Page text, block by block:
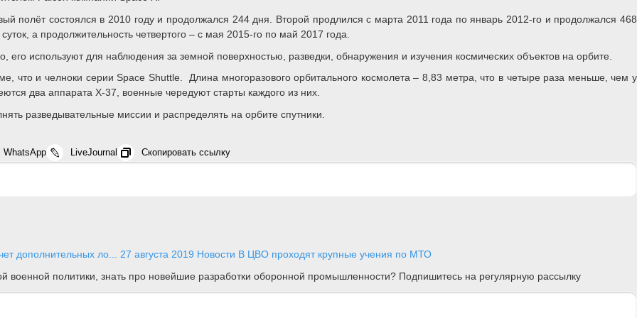
полёт состоялся в 2010 году и продолжался 244 дня. Второй продлился с марта 2011 года по январь 2012-го и продолжался 468
а продолжительность четвертого – с мая 2015-го по май 2017 года.
используют для наблюдения за земной поверхностью, разведки, обнаружения и изучения космических объектов на орбите.
что и челноки серии Space Shuttle. Длина многоразового орбитального космолета – 8,83 метра, что в четыре раза меньше, чем у
два аппарата X-37, военные чередуют старты каждого из них.
разведывательные миссии и распределять на орбите спутники.
WhatsApp LiveJournal Скопировать ссылку
дополнительных ло... 27 августа 2019 Новости В ЦВО проходят крупные учения по МТО
военной политики, знать про новейшие разработки оборонной промышленности? Подпишитесь на регулярную рассылку